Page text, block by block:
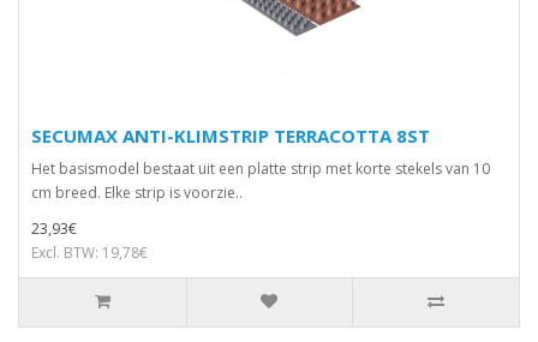
SECUMAX ANTI-KLIMSTRIP TERRACOTTA 8ST
Het basismodel bestaat uit een platte strip met korte stekels van 10
cm breed. Elke strip is voorzie..
23,93€
Excl. BTW: 19,78€